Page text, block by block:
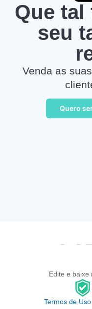
Que
seu
Venda as
Quero
Edite e baixe
Termos de